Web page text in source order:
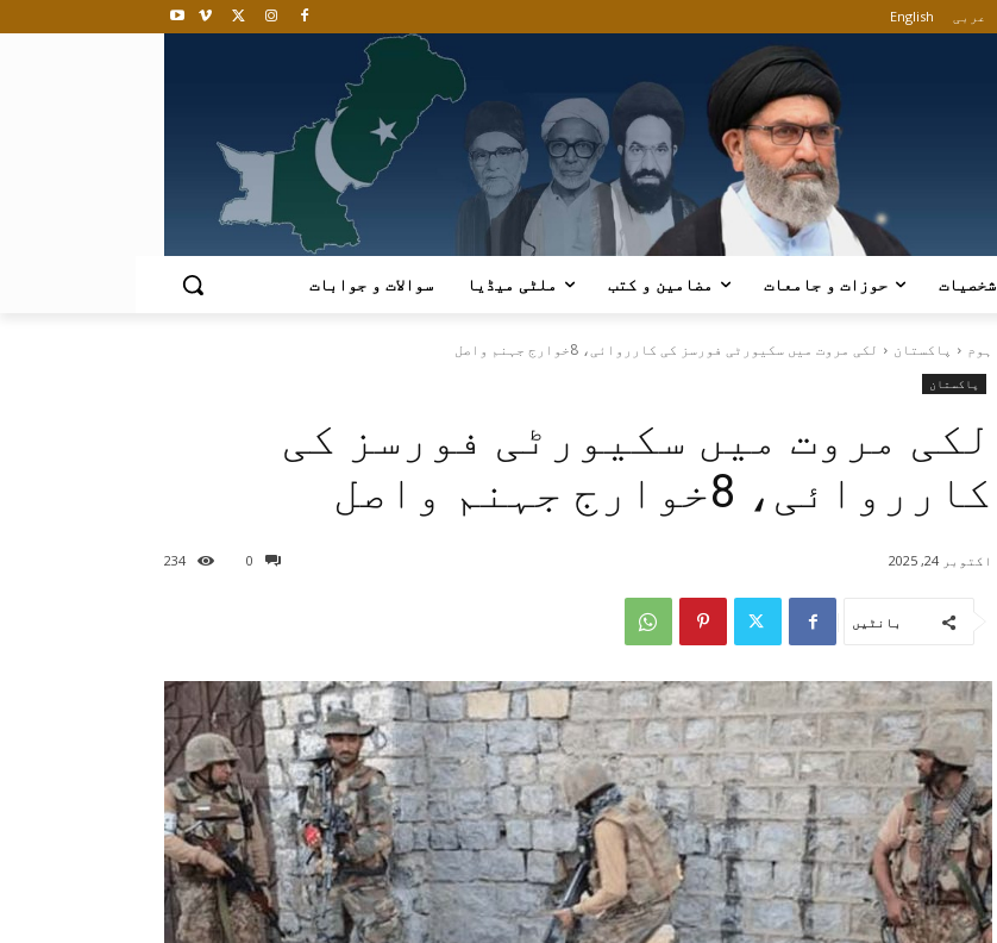
English عربی
شخصیات حوزات و جامعات مضامین و کتب ملٹی میڈیا سوالات و جوابات
ہوم پاکستان لکی مروت میں سکیورٹی فورسز کی کارروائی، 8خوارج جہنم واصل
پاکستان
لکی مروت میں سکیورٹی فورسز کی
کارروائی، 8خوارج جہنم واصل
0
234 اکتوبر 24, 2025
بانٹیں